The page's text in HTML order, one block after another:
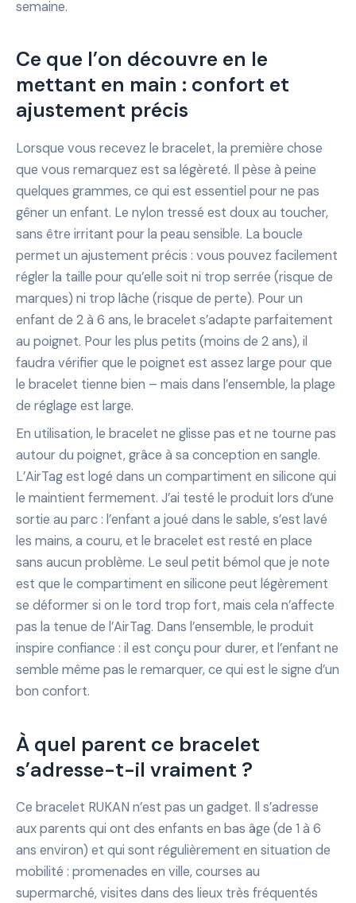
semaine.
Ce que l’on découvre en le
mettant en main : confort et
ajustement précis
Lorsque vous recevez le bracelet, la première chose
que vous remarquez est sa légèreté. Il pèse à peine
quelques grammes, ce qui est essentiel pour ne pas
gêner un enfant. Le nylon tressé est doux au toucher,
sans être irritant pour la peau sensible. La boucle
permet un ajustement précis : vous pouvez facilement
régler la taille pour qu’elle soit ni trop serrée (risque de
marques) ni trop lâche (risque de perte). Pour un
enfant de 2 à 6 ans, le bracelet s’adapte parfaitement
au poignet. Pour les plus petits (moins de 2 ans), il
faudra vérifier que le poignet est assez large pour que
le bracelet tienne bien – mais dans l’ensemble, la plage
de réglage est large.
En utilisation, le bracelet ne glisse pas et ne tourne pas
autour du poignet, grâce à sa conception en sangle.
L’AirTag est logé dans un compartiment en silicone qui
le maintient fermement. J’ai testé le produit lors d’une
sortie au parc : l’enfant a joué dans le sable, s’est lavé
les mains, a couru, et le bracelet est resté en place
sans aucun problème. Le seul petit bémol que je note
est que le compartiment en silicone peut légèrement
se déformer si on le tord trop fort, mais cela n’affecte
pas la tenue de l’AirTag. Dans l’ensemble, le produit
inspire confiance : il est conçu pour durer, et l’enfant ne
semble même pas le remarquer, ce qui est le signe d’un
bon confort.
À quel parent ce bracelet
s’adresse-t-il vraiment ?
Ce bracelet RUKAN n’est pas un gadget. Il s’adresse
aux parents qui ont des enfants en bas âge (de 1 à 6
ans environ) et qui sont régulièrement en situation de
mobilité : promenades en ville, courses au
supermarché, visites dans des lieux très fréquentés